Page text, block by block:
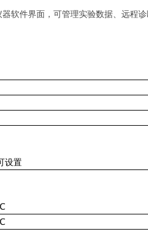
软件界面，可管理实验数据、远程
设置